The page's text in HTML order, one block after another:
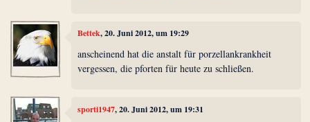
Bettek, 20. Juni 2012, um 19:29
anscheinend hat die anstalt für porzellankrankheit
vergessen, die pforten für heute zu schließen.
sporti1947, 20. Juni 2012, um 19:31